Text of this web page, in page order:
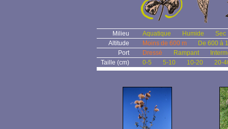
Milieu Aquatique Humide
Sec
Altitude
Moins de 600 m
De 600 à
Port
Dressé Rampant
Taille (cm)
0-5 5-10 10-20 20-